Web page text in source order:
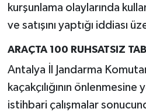
kurşunlama olaylarında
ve satışını yaptığı iddiası
ARAÇTA 100 RUHSATSIZ
Antalya İl Jandarma
kaçakçılığının
istihbari çalışmalar